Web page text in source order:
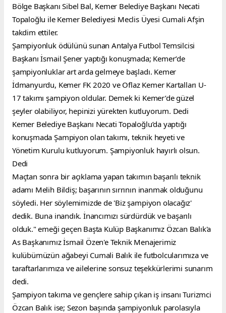
Bölge Başkanı Sibel Bal, Kemer Belediye Başkanı Necati
Topaloğlu ile Kemer Belediyesi Meclis Üyesi Cumali Afşin
takdim ettiler.
Şampiyonluk ödülünü sunan Antalya Futbol Temsilcisi
Başkanı İsmail Şener yaptığı konuşmada; Kemer’de
şampiyonluklar art arda gelmeye başladı. Kemer
İdmanyurdu, Kemer FK 2020 ve Oflaz Kemer Kartalları U-
17 takımı şampiyon oldular. Demek ki Kemer’de güzel
şeyler olabiliyor, hepinizi yürekten kutluyorum. Dedi
Kemer Belediye Başkanı Necati Topaloğlu’da yaptığı
konuşmada Şampiyon olan takımı, teknik heyeti ve
Yönetim Kurulu kutluyorum. Şampiyonluk hayırlı olsun.
Dedi
Maçtan sonra bir açıklama yapan takımın başarılı teknik
adamı Melih Bildiş; başarının sırrının inanmak olduğunu
söyledi. Her söylemimizde de 'Biz şampiyon olacağız'
dedik. Buna inandık. İnancımızı sürdürdük ve başarılı
olduk." emeği geçen Başta Kulüp Başkanımız Özcan Balık'a
As Başkanımız İsmail Özen'e Teknik Menajerimiz
kulübümüzün ağabeyi Cumali Balık ile futbolcularımıza ve
taraftarlarımıza ve ailelerine sonsuz teşekkürlerimi sunarım
dedi.
Şampiyon takıma ve gençlere sahip çıkan iş insanı Turizmci
Özcan Balık ise; Sezon başında şampiyonluk parolasıyla